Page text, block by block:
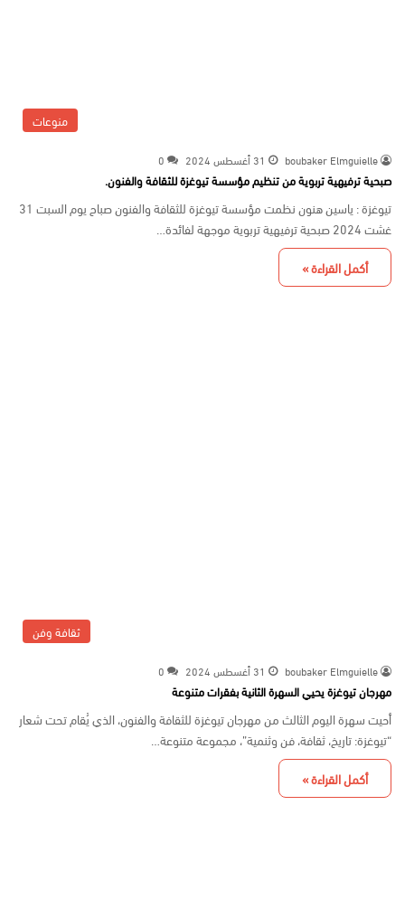
منوعات
boubaker Elmguielle 31 أغسطس 2024 0
صبحية ترفيهية تربوية من تنظيم مؤسسة تيوغزة للثقافة والفنون.
تيوغزة : ياسين هنون نظمت مؤسسة تيوغزة للثقافة والفنون صباح يوم السبت 31
غشت 2024 صبحية ترفيهية تربوية موجهة لفائدة…
أكمل القراءة »
ثقافة وفن
boubaker Elmguielle 31 أغسطس 2024 0
مهرجان تيوغزة يحيي السهرة الثانية بفقرات متنوعة
أحيت سهرة اليوم الثالث من مهرجان تيوغزة للثقافة والفنون، الذي يُقام تحت شعار
“تيوغزة: تاريخ، ثقافة، فن وثنمية”، مجموعة متنوعة…
أكمل القراءة »